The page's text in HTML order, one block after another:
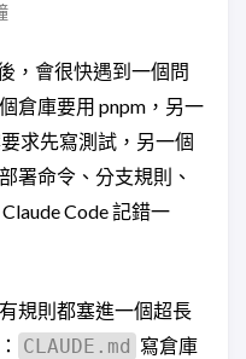
，會很快遇到一個問
倉庫要用 pnpm，另一
求先寫測試，另一個
署命令、分支規則、
Code 記錯一
規則都塞進一個超長
CLAUDE.md 寫倉庫